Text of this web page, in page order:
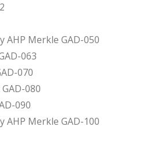
AHP Merkle GAD-050
063
070
080
090
AHP Merkle GAD-100